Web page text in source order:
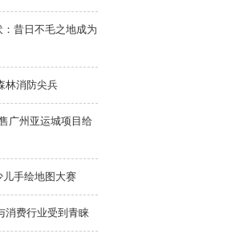
：昔日不毛之地成为
林消防尖兵
广州亚运城项目给
手绘地图大赛
消费行业受到青睐